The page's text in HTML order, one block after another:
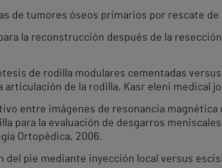
de tumores óseos primarios por rescate
la reconstrucción después de la
de rodilla modulares cementadas
de la rodilla, Kasr eleni medical
entre imágenes de resonancia magnética
para la evaluación de desgarros
Ortopédica, 2006.
del pie mediante inyección local versus